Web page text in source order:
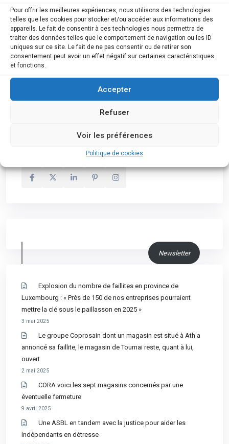
Pour offrir les meilleures expériences, nous utilisons des technologies
telles que les cookies pour stocker et/ou accéder aux informations des
appareils. Le fait de consentir à ces technologies nous permettra de
traiter des données telles que le comportement de navigation ou les ID
uniques sur ce site. Le fait de ne pas consentir ou de retirer son
consentement peut avoir un effet négatif sur certaines caractéristiques
et fonctions.
Accepter
Refuser
Voir les préférences
Politique de cookies
Newsletter
Explosion du nombre de faillites en province de
Luxembourg : « Près de 150 de nos entreprises pourraient
mettre la clé sous le paillasson en 2025 »
3 mai 2025
Le groupe Coprosain dont un magasin est situé à Ath a
annoncé sa faillite, le magasin de Tournai reste, quant à lui,
ouvert
2 mai 2025
CORA voici les sept magasins concernés par une
éventuelle fermeture
9 avril 2025
Une ASBL en tandem avec la justice pour aider les
indépendants en détresse